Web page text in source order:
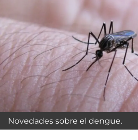
Novedades sobre el dengue.